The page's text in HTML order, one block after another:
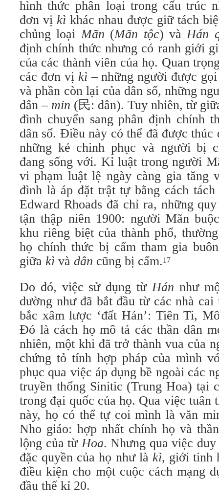
hình thức phân loại trong cấu trúc
đơn vị kì khác nhau được giữ tách
chủng loạiMãn (Mãn tộc) vàHán
định chính thức nhưng có ranh giới
của các thành viên của họ. Quan
các đơn vị kì– những người được
và phần còn lại của dân số, những
dân – min (民: dân). Tuy nhiên, từ
đình chuyển sang phân định chính
dân số. Điều này có thể đã được thúc
những kẻ chinh phục và người bị
đang sống với. Kỉ luật trong người
vi phạm luật lệ ngày càng gia tăng
đình là áp đặt trật tự bằng cách
Edward Rhoads đã chỉ ra, những
tận thập niên 1900: người Mãn
khu riêng biệt của thành phố,
họ chính thức bị cấm tham gia
giữa kì và dân cũng bị cấm.17
Do đó, việc sử dụng từHán như
dường như đã bắt đầu từ các nhà
bắc xâm lược ‘đất Hán’: Tiên Ti,
Đó là cách họ mô tả các thần dân
nhiên, một khi đã trở thành vua của
chứng tỏ tính hợp pháp của mình
phục qua việc áp dụng bề ngoài các
truyền thống Sinitic (Trung Hoa) tại
trong đại quốc của họ. Qua việc tuân
này, họ có thể tự coi mình là văn
Nho giáo: hợp nhất chính họ và
lộng của từHoa. Nhưng qua việc
đặc quyền của họ như là kì, giới tinh
điều kiện cho một cuộc cách mạng
đầu thế kỉ 20.